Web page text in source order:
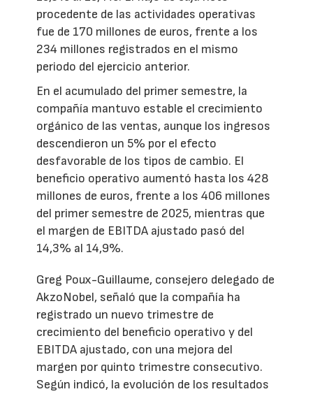
procedente de las actividades operativas
fue de 170 millones de euros, frente a los
234 millones registrados en el mismo
periodo del ejercicio anterior.
En el acumulado del primer semestre, la
compañía mantuvo estable el crecimiento
orgánico de las ventas, aunque los ingresos
descendieron un 5% por el efecto
desfavorable de los tipos de cambio. El
beneficio operativo aumentó hasta los 428
millones de euros, frente a los 406 millones
del primer semestre de 2025, mientras que
el margen de EBITDA ajustado pasó del
14,3% al 14,9%.
Greg Poux-Guillaume, consejero delegado de
AkzoNobel, señaló que la compañía ha
registrado un nuevo trimestre de
crecimiento del beneficio operativo y del
EBITDA ajustado, con una mejora del
margen por quinto trimestre consecutivo.
Según indicó, la evolución de los resultados